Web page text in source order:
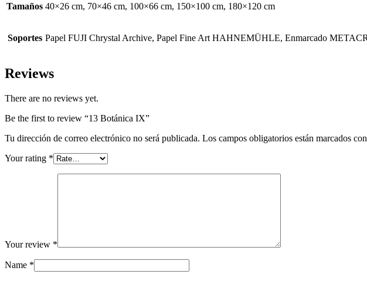
Tamaños 40×26 cm, 70×46 cm, 100×66 cm, 150×100 cm, 180×120 cm
Soportes Papel FUJI Chrystal Archive, Papel Fine Art HAHNEMÜHLE, Enmarcado
Reviews
There are no reviews yet.
Be the first to review “13 Botánica IX”
Tu dirección de correo electrónico no será publicada. Los campos obligatorios están marcados con
Your rating *
Your review *
Name *